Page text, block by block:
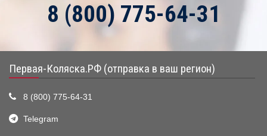
8 (800) 775-64-31
Первая-Коляска.РФ (отправка в ваш регион)
8 (800) 775-64-31
Telegram